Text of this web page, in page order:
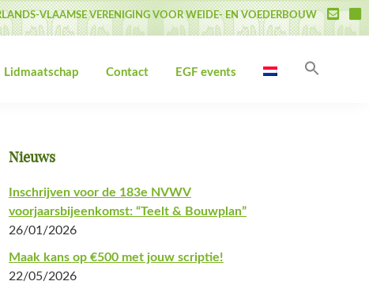
VLAAMSE VERENIGING VOOR WEIDE- EN VOEDERBOUW
Lidmaatschap Contact EGF events
Primaire
Sidebar
Nieuws
Inschrijven voor de 183e NVWV
voorjaarsbijeenkomst: “Teelt & Bouwplan”
26/01/2026
Maak kans op €500 met jouw scriptie!
22/05/2026